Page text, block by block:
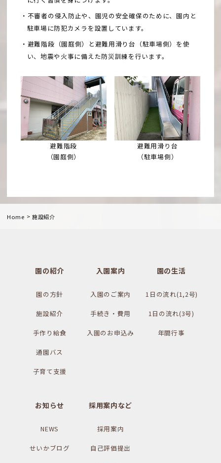
・不審者の侵入防止や、園児の安全確保のために、園内と
駐車場に防犯カメラを設置しています。
・避難階段（園庭側）と避難用滑り台（駐車場側）を使
い、地震や火事に備えた防災訓練を行います。
避難階段
（園庭側）
避難用滑り台
（駐車場側）
Home > 施設紹介
園の紹介
園の方針
施設紹介
手作り給食
通園バス
子育て支援
入園案内
入園のご案内
手続き・費用
入園のお申込み
園の生活
1日の流れ(1,2号)
1日の流れ(3号)
年間行事
お知らせ
NEWS
せいかブログ
採用案内など
採用案内
自己評価提出